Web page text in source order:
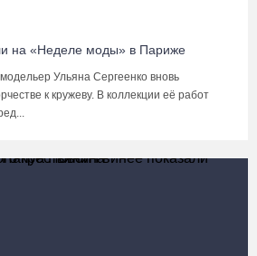
на «Неделе моды» в Париже
Ульяна Сергеенко вновь
к кружеву. В коллекции её работ